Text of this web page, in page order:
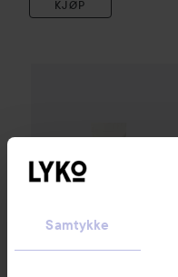
Samtykke
KJØP